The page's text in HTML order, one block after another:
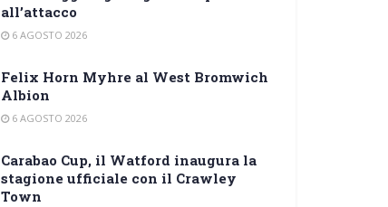
all’attacco
6 AGOSTO 2026
Felix Horn Myhre al West Bromwich
Albion
6 AGOSTO 2026
Carabao Cup, il Watford inaugura la
stagione ufficiale con il Crawley
Town